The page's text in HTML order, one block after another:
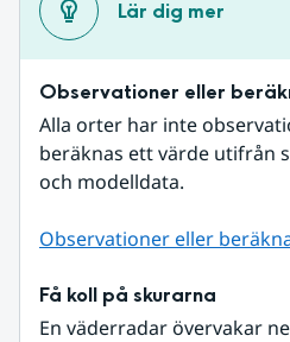
Lär dig mer
Observationer eller
Alla orter har inte
beräknas ett värde utifrån
och modelldata.
Observationer eller
Få koll på skurarna
En väderradar övervakar